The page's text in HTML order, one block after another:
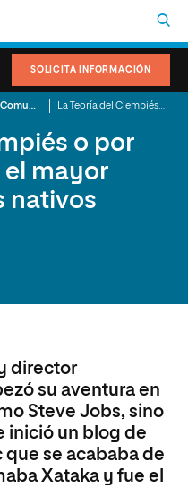
SOLICITA INFORMACIÓN
Marketing y Comunicación
o por
mayor
nativos
director
su aventura en
Steve Jobs, sino
inició un blog de
se acababa de
Xataka y fue el